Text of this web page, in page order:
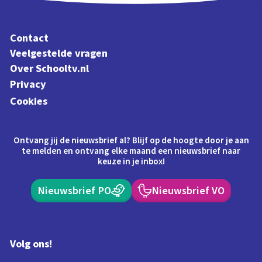
Contact
Veelgestelde vragen
Over Schooltv.nl
Privacy
Cookies
Ontvang jij de nieuwsbrief al? Blijf op de hoogte door je aan
te melden en ontvang elke maand een nieuwsbrief naar
keuze in je inbox!
Nieuwsbrief PO Nieuwsbrief VO
Volg ons!